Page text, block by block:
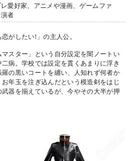
愛好家、アニメや漫画、ゲームファ
者
がしたい!」の主人公。
スター」という自分設定を闇ノートい
病。学校では設定を貫くあまりに浮き
の黒いコートを纏い、人知れず何者か
年玉を注ぎ込んだという模造剣をはじ
器を揃えているが、今やその大半が押